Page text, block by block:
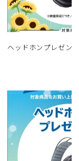
ヘッドホンプレゼン